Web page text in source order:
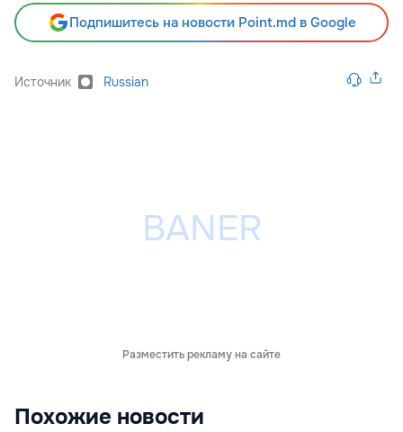
Подпишитесь на новости Point.md в Google
Источник Russian
Разместить рекламу на сайте
Похожие новости